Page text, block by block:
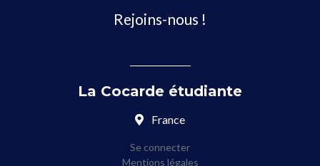
Rejoins-nous !
La Cocarde étudiante
France
Se connecter
Mentions légales